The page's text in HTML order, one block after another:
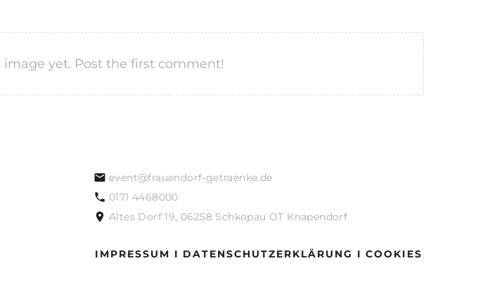
yet. Post the first comment!
event@frauendorf-getraenke.de
0171 4468000
Altes Dorf 19, 06258 Schkopau OT Knapendorf
IMPRESSUM I DATENSCHUTZERKLÄRUNG I COOKIES